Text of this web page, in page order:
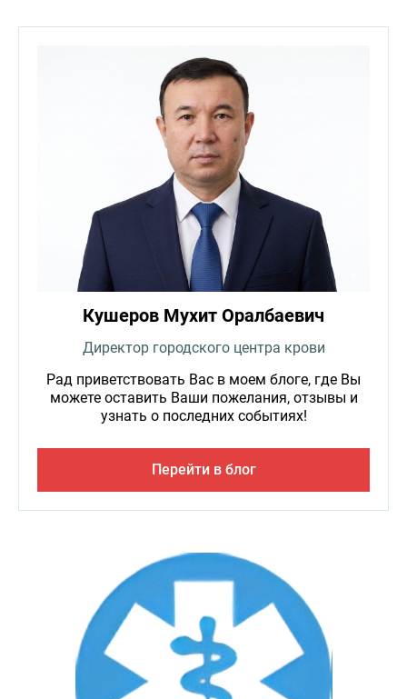
Кушеров Мухит Оралбаевич
Директор городского центра крови
Рад приветствовать Вас в моем блоге, где Вы
можете оставить Ваши пожелания, отзывы и
узнать о последних событиях!
Перейти в блог